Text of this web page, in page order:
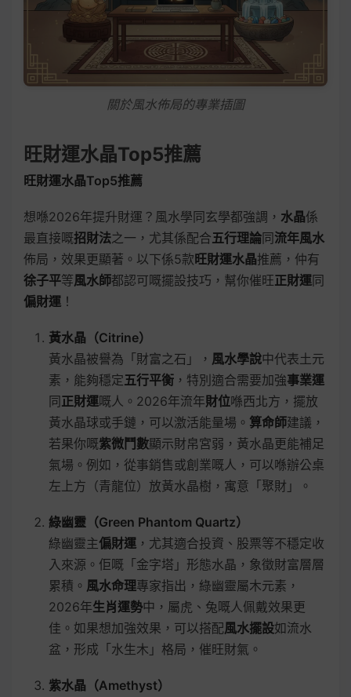
關於風水佈局的專業插圖
旺財運水晶Top5推薦
旺財運水晶Top5推薦
想喺2026年提升財運？風水學同玄學都強調， 水晶係
最直接嘅招財法之一，尤其係配合五行理論同流年風水
佈局，效果更顯著。以下係5款旺財運水晶推薦，仲有
徐子平等風水師都認可嘅擺設技巧，幫你催旺正財運同
偏財運 ！
黃水晶（Citrine）
黃水晶被譽為「財富之石」， 風水學說中代表土元
素，能夠穩定五行平衡 ，特別適合需要加強事業運
同正財運嘅人。2026年流年財位喺西北方，擺放
黃水晶球或手鏈，可以激活能量場。 算命師建議，
若果你嘅紫微鬥數顯示財帛宮弱，黃水晶更能補足
氣場。例如，從事銷售或創業嘅人，可以喺辦公桌
左上方（青龍位）放黃水晶樹，寓意「聚財」。
綠幽靈（Green Phantom Quartz）
綠幽靈主偏財運 ，尤其適合投資、股票等不穩定收
入來源。佢嘅「金字塔」形態水晶，象徵財富層層
累積。 風水命理專家指出，綠幽靈屬木元素，
2026年生肖運勢中，屬虎、兔嘅人佩戴效果更
佳。如果想加強效果，可以搭配風水擺設如流水
盆，形成「水生木」格局，催旺財氣。
紫水晶（Amethyst）